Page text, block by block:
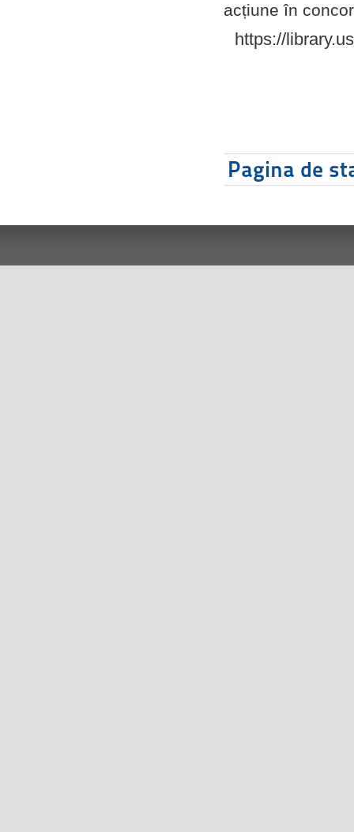
acțiune în
https://
Pagina de